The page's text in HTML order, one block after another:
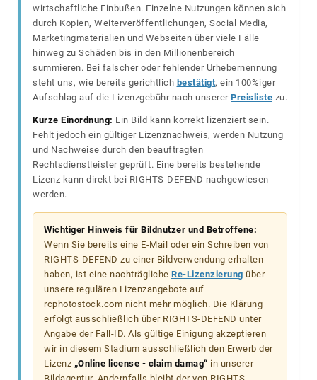
wirtschaftliche Einbußen. Einzelne Nutzungen können sich
durch Kopien, Weiterveröffentlichungen, Social Media,
Marketingmaterialien und Webseiten über viele Fälle
hinweg zu Schäden bis in den Millionenbereich
summieren. Bei falscher oder fehlender Urhebernennung
steht uns, wie bereits gerichtlich bestätigt, ein 100%iger
Aufschlag auf die Lizenzgebühr nach unserer Preisliste zu.
Kurze Einordnung: Ein Bild kann korrekt lizenziert sein.
Fehlt jedoch ein gültiger Lizenznachweis, werden Nutzung
und Nachweise durch den beauftragten
Rechtsdienstleister geprüft. Eine bereits bestehende
Lizenz kann direkt bei RIGHTS-DEFEND nachgewiesen
werden.
Wichtiger Hinweis für Bildnutzer und Betroffene:
Wenn Sie bereits eine E-Mail oder ein Schreiben von
RIGHTS-DEFEND zu einer Bildverwendung erhalten
haben, ist eine nachträgliche Re-Lizenzierung über
unsere regulären Lizenzangebote auf
rcphotostock.com nicht mehr möglich. Die Klärung
erfolgt ausschließlich über RIGHTS-DEFEND unter
Angabe der Fall-ID. Als gültige Einigung akzeptieren
wir in diesem Stadium ausschließlich den Erwerb der
Lizenz „Online license - claim damag“ in unserer